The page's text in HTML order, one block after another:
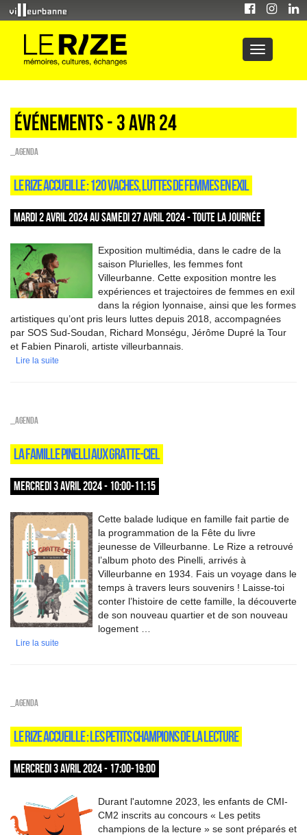
Événements - 3 Avr 24
_Agenda
LE RIZE ACCUEILLE : 120 VACHES, LUTTES DE FEMMES EN EXIL
MARDI 2 AVRIL 2024 AU SAMEDI 27 AVRIL 2024 - TOUTE LA JOURNÉE
Exposition multimédia, dans le cadre de la
saison Plurielles, les femmes font
Villeurbanne. Cette exposition montre les
expériences et trajectoires de femmes en exil
dans la région lyonnaise, ainsi que les formes
artistiques qu’ont pris leurs luttes depuis 2018, accompagnées
par SOS Sud-Soudan, Richard Monségu, Jérôme Dupré la Tour
et Fabien Pinaroli, artiste villeurbannais.
Lire la suite
_Agenda
LA FAMILLE PINELLI AUX GRATTE-CIEL
MERCREDI 3 AVRIL 2024 - 10:00-11:15
Cette balade ludique en famille fait partie de
la programmation de la Fête du livre
jeunesse de Villeurbanne. Le Rize a retrouvé
l’album photo des Pinelli, arrivés à
Villeurbanne en 1934. Fais un voyage dans le
temps à travers leurs souvenirs ! Laisse-toi
conter l’histoire de cette famille, la découverte
de son nouveau quartier et de son nouveau
logement …
Lire la suite
_Agenda
LE RIZE ACCUEILLE : LES PETITS CHAMPIONS DE LA LECTURE
MERCREDI 3 AVRIL 2024 - 17:00-19:00
Durant l'automne 2023, les enfants de CMI-
CM2 inscrits au concours « Les petits
champions de la lecture » se sont préparés et